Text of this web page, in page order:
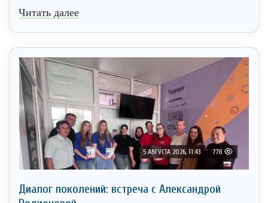
Читать далее
5 АВГУСТА 2026, 11:43 778
Диалог поколений: встреча с Александрой